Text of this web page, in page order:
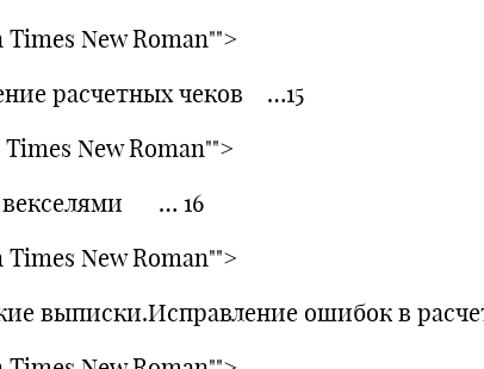
Times New Roman"">
расчетных чеков …15
Times New Roman"">
векселями … 16
Times New Roman"">
выписки.Исправление ошибок в